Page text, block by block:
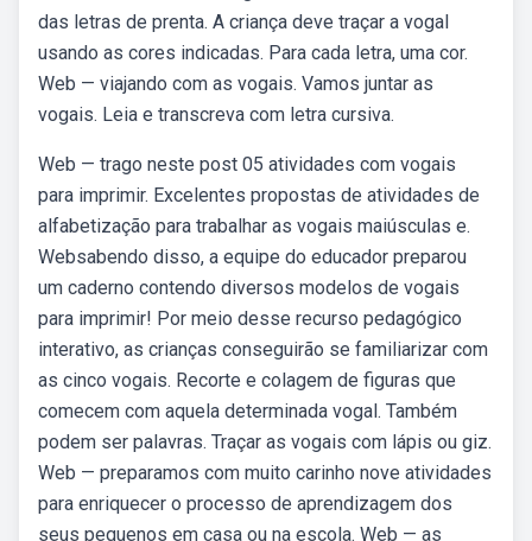
das letras de prenta. A criança deve traçar a vogal
usando as cores indicadas. Para cada letra, uma cor.
Web — viajando com as vogais. Vamos juntar as
vogais. Leia e transcreva com letra cursiva.
Web — trago neste post 05 atividades com vogais
para imprimir. Excelentes propostas de atividades de
alfabetização para trabalhar as vogais maiúsculas e.
Websabendo disso, a equipe do educador preparou
um caderno contendo diversos modelos de vogais
para imprimir! Por meio desse recurso pedagógico
interativo, as crianças conseguirão se familiarizar com
as cinco vogais. Recorte e colagem de figuras que
comecem com aquela determinada vogal. Também
podem ser palavras. Traçar as vogais com lápis ou giz.
Web — preparamos com muito carinho nove atividades
para enriquecer o processo de aprendizagem dos
seus pequenos em casa ou na escola. Web — as